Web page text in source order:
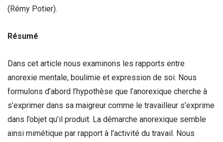
(Rémy Potier).
Résumé
Dans cet article nous examinons les rapports entre
anorexie mentale, boulimie et expression de soi. Nous
formulons d’abord l’hypothèse que l’anorexique cherche à
s’exprimer dans sa maigreur comme le travailleur s’exprime
dans l’objet qu’il produit. La démarche anorexique semble
ainsi mimétique par rapport à l’activité du travail. Nous